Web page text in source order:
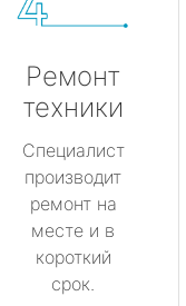
Ремонт
техники
Специалист
производит
ремонт на
месте и в
короткий
срок.